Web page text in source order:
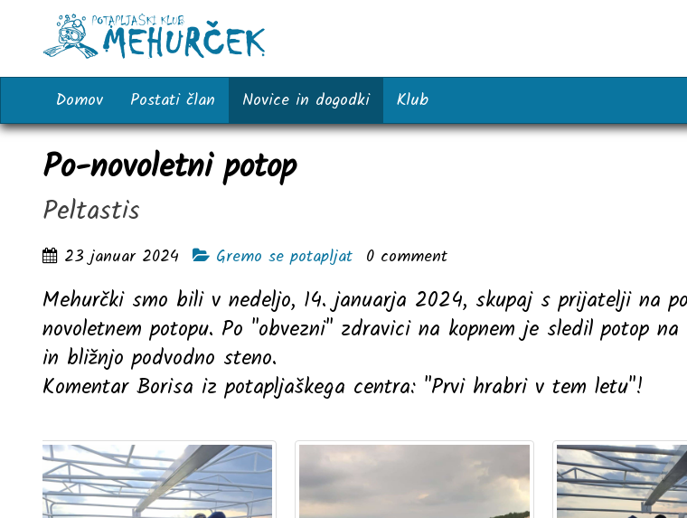
Domov
Postati član Novice in dogodki Klub
Po-novoletni potop
Peltastis
23 januar 2024 Gremo se potapljat 0 comment
Mehurčki smo bili v nedeljo, 14. januarja 2024, skupaj s prijatelji na
novoletnem potopu. Po "obvezni" zdravici na kopnem je sledil potop
in bližnjo podvodno steno.
Komentar Borisa iz potapljaškega centra: "Prvi hrabri v tem letu"!